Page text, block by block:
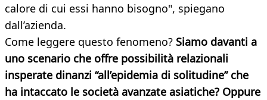
calore di cui essi hanno bisogno", spiegano
dall’azienda.
Come leggere questo fenomeno? Siamo davanti a
uno scenario che offre possibilità relazionali
insperate dinanzi “all’epidemia di solitudine” che
ha intaccato le società avanzate asiatiche? Oppure